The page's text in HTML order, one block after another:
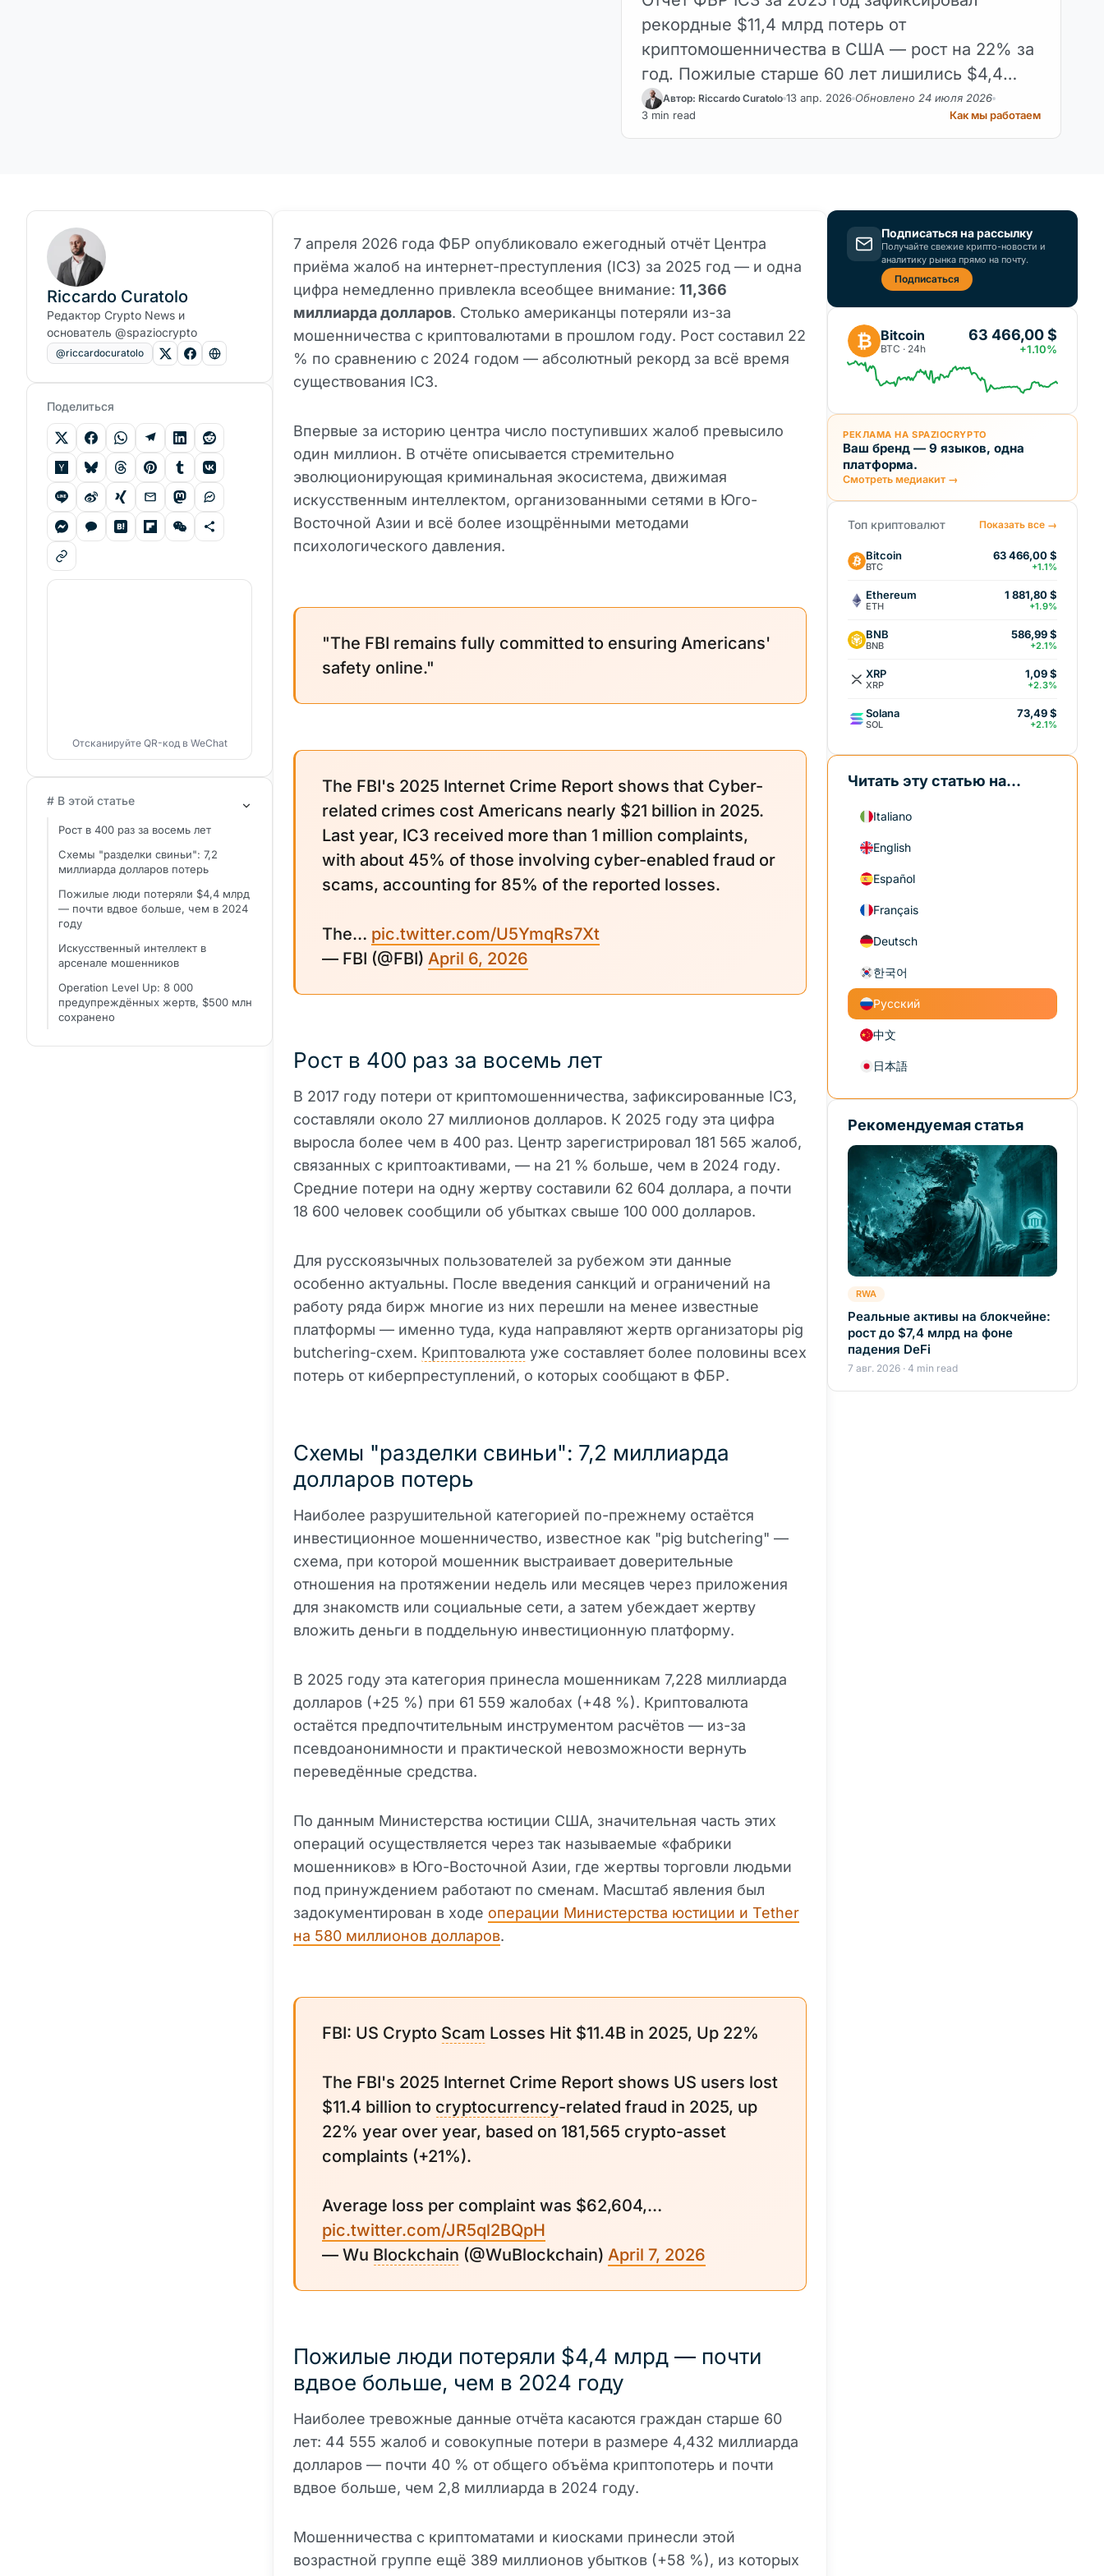
рекордные $11,4 млрд потерь от
криптомошенничества в США — рост на 22% за
год. Пожилые старше 60 лет лишились $4,4
млрд. Данные актуальны и для русскоязычных
пользователей за рубежом.
Автор: Riccardo Curatolo 13 апр. 2026 Обновлено 24 июля 2026
3 min read
Как мы работаем
7 апреля 2026 года ФБР опубликовало ежегодный отчёт Центра
приёма жалоб на интернет-преступления (IC3) за 2025 год — и одна
цифра немедленно привлекла всеобщее внимание: 11,366
миллиарда долларов. Столько американцы потеряли из-за
мошенничества с криптовалютами в прошлом году. Рост составил 22
% по сравнению с 2024 годом — абсолютный рекорд за всё время
существования IC3.
Впервые за историю центра число поступивших жалоб превысило
один миллион. В отчёте описывается стремительно
эволюционирующая криминальная экосистема, движимая
искусственным интеллектом, организованными сетями в Юго-
Восточной Азии и всё более изощрёнными методами
психологического давления.
"The FBI remains fully committed to ensuring Americans'
safety online."
The FBI's 2025 Internet Crime Report shows that Cyber-
related crimes cost Americans nearly $21 billion in 2025.
Last year, IC3 received more than 1 million complaints,
with about 45% of those involving cyber-enabled fraud or
scams, accounting for 85% of the reported losses.
The… pic.twitter.com/U5YmqRs7Xt
— FBI (@FBI) April 6, 2026
Рост в 400 раз за восемь лет
В 2017 году потери от криптомошенничества, зафиксированные IC3,
составляли около 27 миллионов долларов. К 2025 году эта цифра
выросла более чем в 400 раз. Центр зарегистрировал 181 565 жалоб,
связанных с криптоактивами, — на 21 % больше, чем в 2024 году.
Средние потери на одну жертву составили 62 604 доллара, а почти
18 600 человек сообщили об убытках свыше 100 000 долларов.
Для русскоязычных пользователей за рубежом эти данные
особенно актуальны. После введения санкций и ограничений на
работу ряда бирж многие из них перешли на менее известные
платформы — именно туда, куда направляют жертв организаторы pig
butchering-схем. Криптовалюта уже составляет более половины всех
потерь от киберпреступлений, о которых сообщают в ФБР.
Схемы "разделки свиньи": 7,2 миллиарда
долларов потерь
Наиболее разрушительной категорией по-прежнему остаётся
инвестиционное мошенничество, известное как "pig butchering" —
схема, при которой мошенник выстраивает доверительные
отношения на протяжении недель или месяцев через приложения
для знакомств или социальные сети, а затем убеждает жертву
вложить деньги в поддельную инвестиционную платформу.
В 2025 году эта категория принесла мошенникам 7,228 миллиарда
долларов (+25 %) при 61 559 жалобах (+48 %). Криптовалюта
остаётся предпочтительным инструментом расчётов — из-за
псевдоанонимности и практической невозможности вернуть
переведённые средства.
По данным Министерства юстиции США, значительная часть этих
операций осуществляется через так называемые «фабрики
мошенников» в Юго-Восточной Азии, где жертвы торговли людьми
под принуждением работают по сменам. Масштаб явления был
задокументирован в ходе операции Министерства юстиции и Tether
на 580 миллионов долларов.
FBI: US Crypto Scam Losses Hit $11.4B in 2025, Up 22%
The FBI's 2025 Internet Crime Report shows US users lost
$11.4 billion to cryptocurrency-related fraud in 2025, up
22% year over year, based on 181,565 crypto-asset
complaints (+21%).
Average loss per complaint was $62,604,…
pic.twitter.com/JR5ql2BQpH
— Wu Blockchain (@WuBlockchain) April 7, 2026
Пожилые люди потеряли $4,4 млрд — почти
вдвое больше, чем в 2024 году
Наиболее тревожные данные отчёта касаются граждан старше 60
лет: 44 555 жалоб и совокупные потери в размере 4,432 миллиарда
долларов — почти 40 % от общего объёма криптопотерь и почти
вдвое больше, чем 2,8 миллиарда в 2024 году.
Мошенничества с криптоматами и киосками принесли этой
возрастной группе ещё 389 миллионов убытков (+58 %), из которых
Riccardo Curatolo
Редактор Crypto News и
основатель @spaziocrypto
@riccardocuratolo
Поделиться
Отсканируйте QR-код в WeChat
# В этой статье
Рост в 400 раз за восемь лет
Схемы "разделки свиньи": 7,2
миллиарда долларов потерь
Пожилые люди потеряли $4,4 млрд
— почти вдвое больше, чем в 2024
году
Искусственный интеллект в
арсенале мошенников
Operation Level Up: 8 000
предупреждённых жертв, $500 млн
сохранено
Подписаться на рассылку
Получайте свежие крипто-новости и
аналитику рынка прямо на почту.
Подписаться
₿ Bitcoin
BTC · 24h
63 466,00 $
+1.10%
РЕКЛАМА НА SPAZIOCRYPTO
Ваш бренд — 9 языков, одна
платформа.
Смотреть медиакит →
Топ криптовалют Показать все →
Bitcoin
BTC
63 466,00 $
+1.1%
Ethereum
ETH
1 881,80 $
+1.9%
BNB
BNB
586,99 $
+2.1%
XRP
XRP
1,09 $
+2.3%
Solana
SOL
73,49 $
+2.1%
Читать эту статью на...
Italiano
English
Español
Français
Deutsch
한국어
Русский
中文
日本語
Рекомендуемая статья
RWA
Реальные активы на блокчейне:
рост до $7,4 млрд на фоне
падения DeFi
7 авг. 2026 · 4 min read